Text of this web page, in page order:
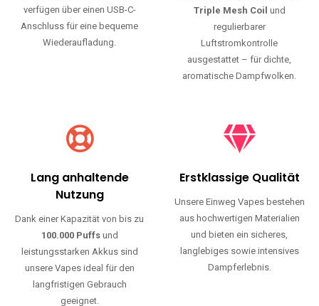
verfügen über einen USB-C-
Anschluss für eine bequeme
Wiederaufladung.
Triple Mesh Coil und
regulierbarer
Luftstromkontrolle
ausgestattet – für dichte,
aromatische Dampfwolken.
Lang anhaltende
Nutzung
Dank einer Kapazität von bis zu
100.000 Puffsund
leistungsstarken Akkus sind
unsere Vapes ideal für den
langfristigen Gebrauch
geeignet.
Erstklassige Qualität
Unsere Einweg Vapes bestehen
aus hochwertigen Materialien
und bieten ein sicheres,
langlebiges sowie intensives
Dampferlebnis.